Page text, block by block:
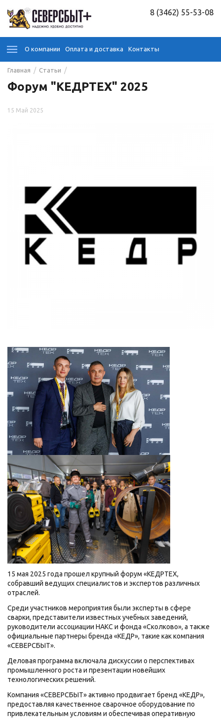
8 (3462) 55-53-08
О компании Оплата и доставка Контакты
Главная / Статьи /
Форум "КЕДРТЕХ" 2025
15 Май 2025
15 мая 2025 года прошел крупный форум «КЕДРТЕХ,
собравший ведущих специалистов и экспертов различных
отраслей.
Среди участников мероприятия были эксперты в сфере
сварки, представители известных учебных заведений,
руководители ассоциации НАКС и фонда «Сколково», а также
официальные партнеры бренда «КЕДР», такие как компания
«СЕВЕРСБЫТ».
Деловая программа включала дискуссии о перспективах
промышленного роста и презентации новейших
технологических решений.
Компания «СЕВЕРСБЫТ» активно продвигает бренд «КЕДР»,
предоставляя качественное сварочное оборудование по
привлекательным условиям и обеспечивая оперативную